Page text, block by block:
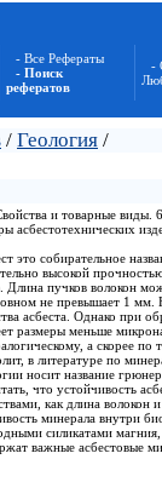
- Все Рефераты
- Поиск
рефератов
-
/ Геология /
и товарные
асбестотехнических
это собирательное
высокой
пучков волокон
не превышает 1 мм.
асбеста. Однако при
размеры меньше
а скорее
в литературе по
носит название
что устойчивость
как длина
минерала внутри
силикатами
важные асбестовые